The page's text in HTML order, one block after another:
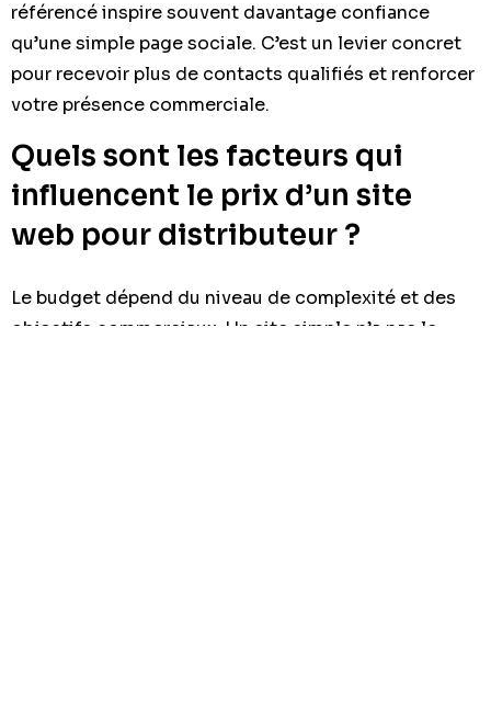
référencé inspire souvent davantage confiance
qu’une simple page sociale. C’est un levier concret
pour recevoir plus de contacts qualifiés et renforcer
votre présence commerciale.
Quels sont les facteurs qui
influencent le prix d’un site
web pour distributeur ?
Le budget dépend du niveau de complexité et des
objectifs commerciaux. Un site simple n’a pas le